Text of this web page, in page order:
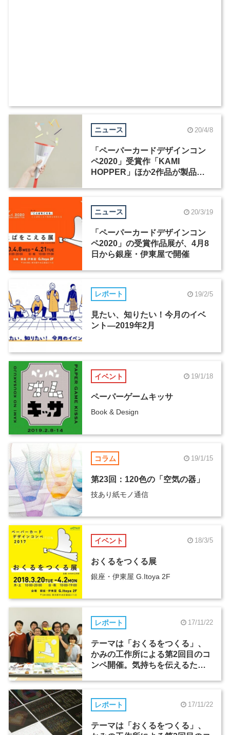
ニュース 20/4/8
「ペーパーカードデザインコン
ペ2020」受賞作「KAMI
HOPPER」ほか2作品が製品
ニュース 20/3/19
「ペーパーカードデザインコン
ペ2020」の受賞作品展が、4月8
日から銀座・伊東屋で開催
レポート 19/2/5
見たい、知りたい！今月のイベ
ント―2019年2月
イベント 19/1/18
ペーパーゲームキッサ
Book & Design
コラム 19/1/15
第23回：120色の「空気の器」
技あり紙モノ通信
イベント 18/3/5
おくるをつくる展
銀座・伊東屋 G.Itoya 2F
レポート 17/11/22
テーマは「おくるをつくる」、
かみの工作所による第2回目のコ
ンペ開催。気持ちを伝えるため
レポート 17/11/22
テーマは「おくるをつくる」、